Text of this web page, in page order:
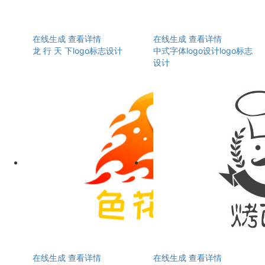
在线生成 查看详情
龙 行 天 下logo标志设计
在线生成 查看详情
中式字体logo设计logo标志
设计
在线生成 查看详情
在线生成 查看详情